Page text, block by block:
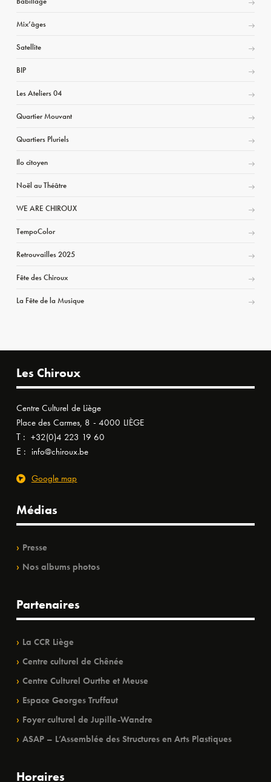
Mix’âges
Satellite
BIP
Les Ateliers 04
Quartier Mouvant
Quartiers Pluriels
Ilo citoyen
Noël au Théâtre
WE ARE CHIROUX
TempoColor
Retrouvailles 2025
Fête des Chiroux
La Fête de la Musique
Les Chiroux
Centre Culturel de Liège
Place des Carmes, 8 - 4000 LIÈGE
T : +32(0)4 223 19 60
E : info@chiroux.be
Google map
Médias
Presse
Nos albums photos
Partenaires
La CCR Liège
Centre culturel de Chênée
Centre Culturel Ourthe et Meuse
Espace Georges Truffaut
Foyer culturel de Jupille-Wandre
ASAP – L’Assemblée des Structures en Arts Plastiques
Horaires